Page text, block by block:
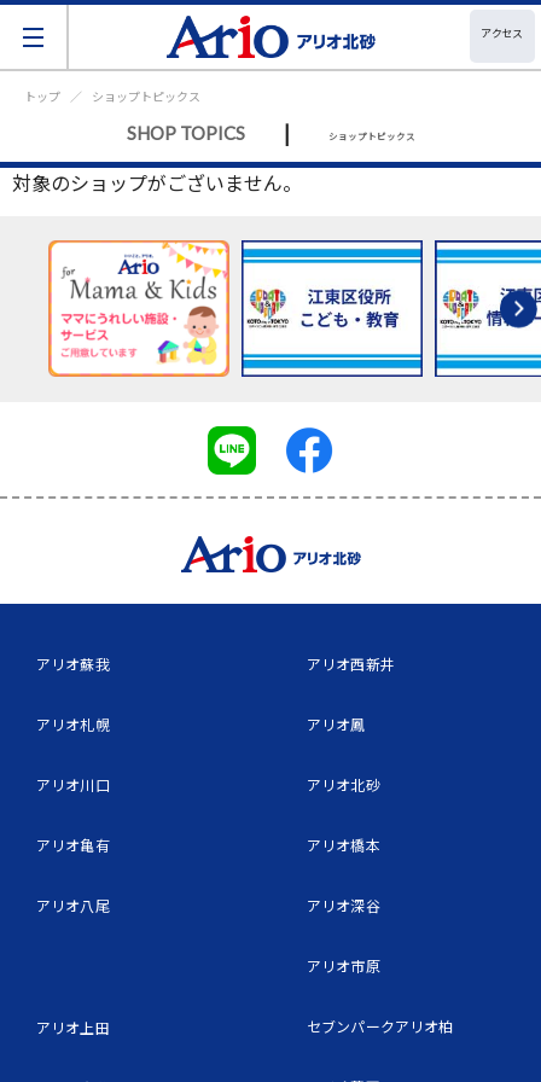
アクセス
トップ ショップトピックス
SHOP TOPICS | ショップトピックス
対象のショップがございません。
アリオ蘇我
アリオ札幌
アリオ川口
アリオ亀有
アリオ八尾
アリオ上田
アリオ西新井
アリオ鳳
アリオ北砂
アリオ橋本
アリオ深谷
アリオ市原
セブンパークアリオ柏